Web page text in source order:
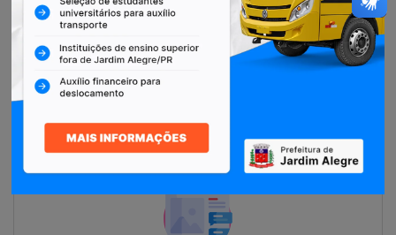
Restituição de Contribuintes